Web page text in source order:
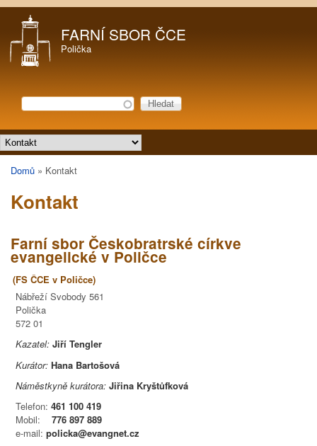
FARNÍ SBOR ČCE
Polička
Vyhledávání
Hledat
Hlavní menu
Jste zde
Domů » Kontakt
Kontakt
Farní sbor Českobratrské církve
evangelické v Poličce
(FS ČCE v Poličce)
Nábřeží Svobody 561
Polička
572 01
Kazatel: Jiří Tengler
Kurátor: Hana Bartošová
Náměstkyně kurátora: Jiřina Kryštůfková
Telefon: 461 100 419
Mobil: 776 897 889
e-mail: policka@evangnet.cz